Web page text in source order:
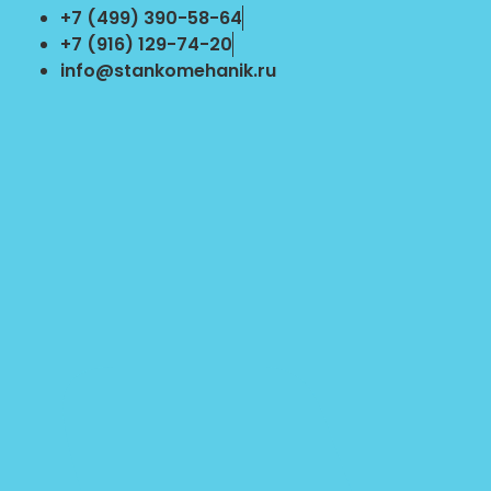
Перейти
содержимому
+7 (499) 390-58-64
+7 (916) 129-74-20
info@stankomehanik.ru